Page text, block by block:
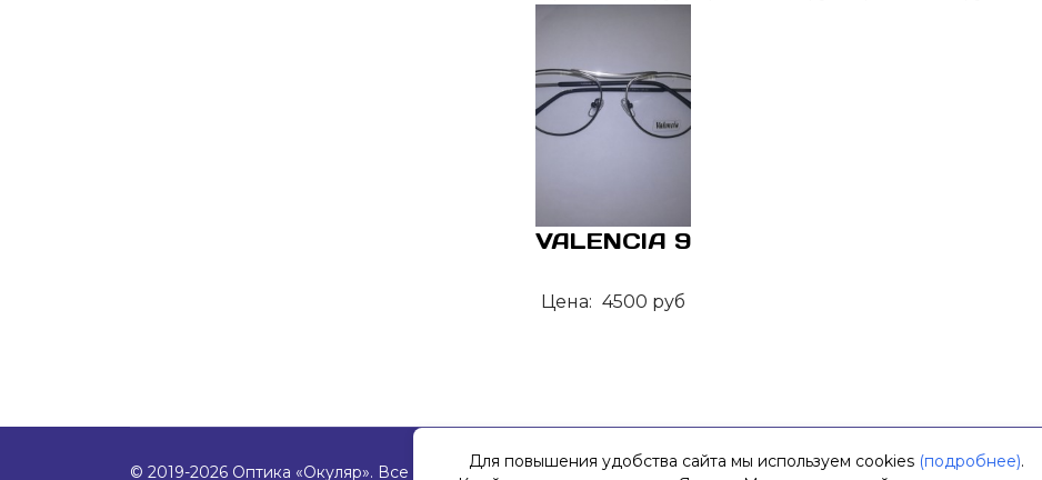
VALENCIA 9
Цена: 4500 руб
© 2019-2026 Оптика «Окуляр». Все права защищены.
Для повышения удобства сайта мы используем cookies (подробнее).